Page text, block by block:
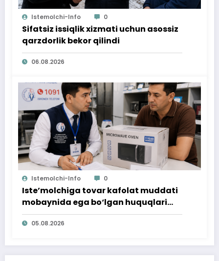
Istemolchi-Info 0
Sifatsiz issiqlik xizmati uchun asossiz
qarzdorlik bekor qilindi
06.08.2026
Istemolchi-Info 0
Iste’molchiga tovar kafolat muddati
mobaynida ega bo‘lgan huquqlari
ta’minlab berildi
05.08.2026